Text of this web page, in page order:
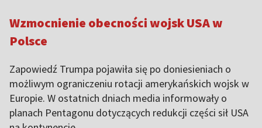
Wzmocnienie obecności wojsk USA w
Polsce
Zapowiedź Trumpa pojawiła się po doniesieniach o
możliwym ograniczeniu rotacji amerykańskich wojsk w
Europie. W ostatnich dniach media informowały o
planach Pentagonu dotyczących redukcji części sił USA